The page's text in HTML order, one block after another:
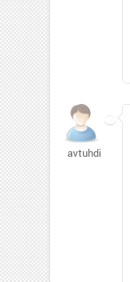
avtuhdima953